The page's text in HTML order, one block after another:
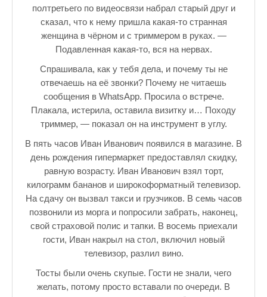
полтретьего по видеосвязи набрал старый друг и
сказал, что к нему пришла какая-то странная
женщина в чёрном и с триммером в руках. —
Подавленная какая-то, вся на нервах.
Спрашивала, как у тебя дела, и почему ты не
отвечаешь на её звонки? Почему не читаешь
сообщения в WhatsApp. Просила о встрече.
Плакала, истерила, оставила визитку и… Походу
триммер, — показал он на инструмент в углу.
В пять часов Иван Иванович появился в магазине. В
день рождения гипермаркет предоставлял скидку,
равную возрасту. Иван Иванович взял торт,
килограмм бананов и широкоформатный телевизор.
На сдачу он вызвал такси и грузчиков. В семь часов
позвонили из морга и попросили забрать, наконец,
свой страховой полис и тапки. В восемь приехали
гости, Иван накрыл на стол, включил новый
телевизор, разлил вино.
Тосты были очень скупые. Гости не знали, чего
желать, потому просто вставали по очереди. В